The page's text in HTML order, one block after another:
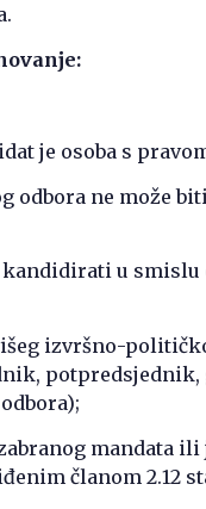
je osoba s
odbora ne može
u smislu
izvršno-
mandata
članom 2.12